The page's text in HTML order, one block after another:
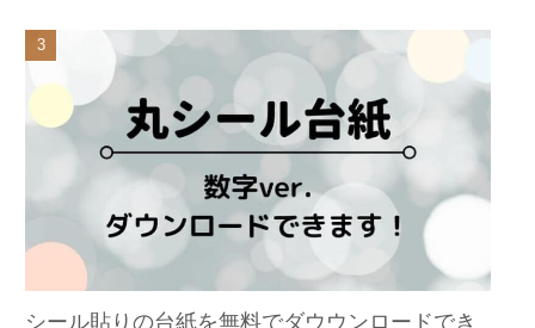
シール貼りの台紙を無料でダウウンロードでき